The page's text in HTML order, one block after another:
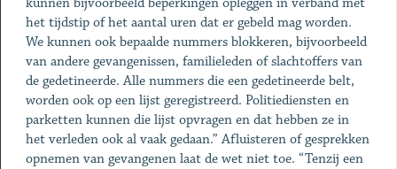
het tijdstip of het aantal uren dat er gebeld mag worden.
We kunnen ook bepaalde nummers blokkeren, bijvoorbeeld
van andere gevangenissen, familieleden of slachtoffers van
de gedetineerde. Alle nummers die een gedetineerde belt,
worden ook op een lijst geregistreerd. Politiediensten en
parketten kunnen die lijst opvragen en dat hebben ze in
het verleden ook al vaak gedaan.” Afluisteren of gesprekken
opnemen van gevangenen laat de wet niet toe. “Tenzij een